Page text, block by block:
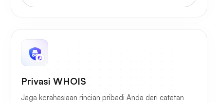
Privasi WHOIS
Jaga kerahasiaan rincian pribadi Anda dari catatan